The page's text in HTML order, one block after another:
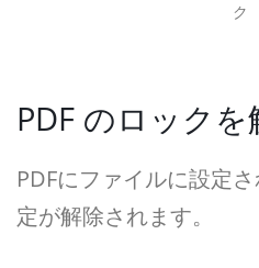
ク
PDF のロックを
PDFにファイルに設定
定が解除されます。